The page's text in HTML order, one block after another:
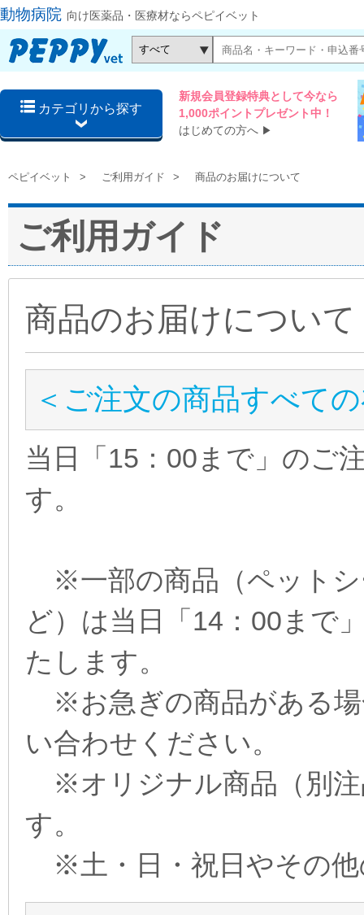
動物病院 向け医薬品・医療材ならペピイベット
カテゴリから探す
新規会員登録特典として今なら
1,000ポイントプレゼント中！
はじめての方へ ▶
ペピイベット ご利用ガイド 商品のお届けについて
ご利用ガイド
商品のお届けについて
＜ご注文の商品すべて
当日「15：00まで」のご
す。
※一部の商品（ペットシ
ど）は当日「14：00まで
たします。
※お急ぎの商品がある場
い合わせください。
※オリジナル商品（別注
す。
※土・日・祝日やその他